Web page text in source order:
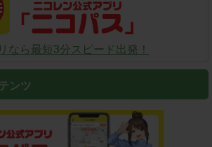
なら最短3分スピード出発！
ンツ